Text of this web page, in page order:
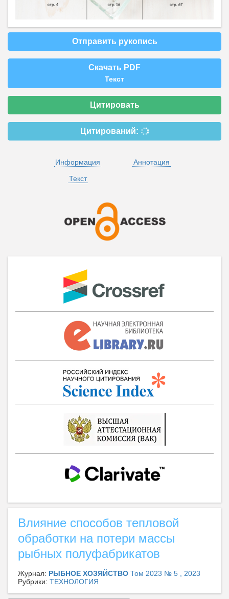
Отправить рукопись
Скачать PDF
Текст
Цитировать
Цитирований:
Информация
Аннотация
Текст
Влияние способов тепловой
обработки на потери массы
рыбных полуфабрикатов
Журнал: РЫБНОЕ ХОЗЯЙСТВО Том 2023 № 5 , 2023
Рубрики: ТЕХНОЛОГИЯ